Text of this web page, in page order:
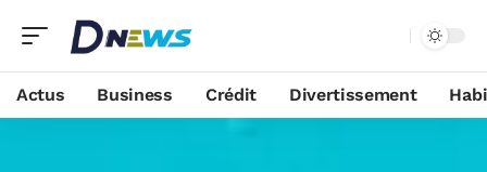
Actus Business Crédit Divertissement